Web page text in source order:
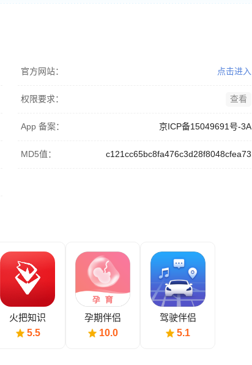
官方网站： 点击进入
权限要求： 查看
App 备案： 京ICP备15049691号-3A
MD5值： c121cc65bc8fa476c3d28f8048cfea73
火把知识
5.5
孕期伴侣
10.0
驾驶伴侣
5.1